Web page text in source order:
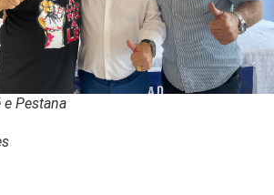
Pestana